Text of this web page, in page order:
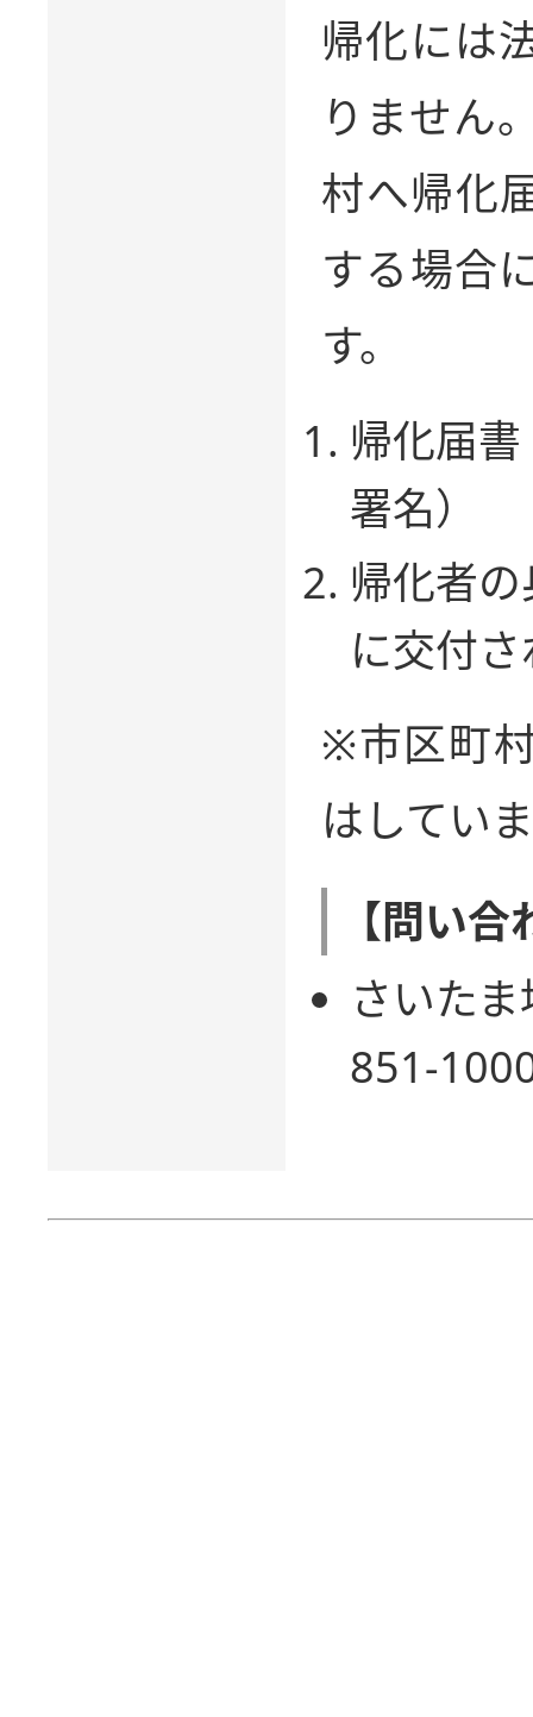
帰化には
りません
村へ帰化
する場合
す。
帰化届
署名）
帰化者
に交付
※市区町
はしてい
【問い
さいた
851-